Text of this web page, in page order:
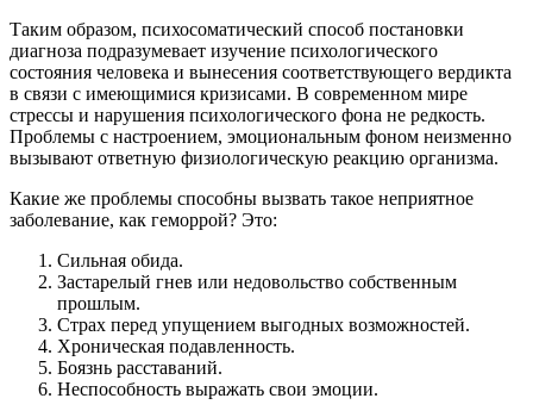
Таким образом, психосоматический способ постановки
диагноза подразумевает изучение психологического
состояния человека и вынесения соответствующего вердикта
в связи с имеющимися кризисами. В современном мире
стрессы и нарушения психологического фона не редкость.
Проблемы с настроением, эмоциональным фоном неизменно
вызывают ответную физиологическую реакцию организма.
Какие же проблемы способны вызвать такое неприятное
заболевание, как геморрой? Это:
Сильная обида.
Застарелый гнев или недовольство собственным
прошлым.
Страх перед упущением выгодных возможностей.
Хроническая подавленность.
Боязнь расставаний.
Неспособность выражать свои эмоции.